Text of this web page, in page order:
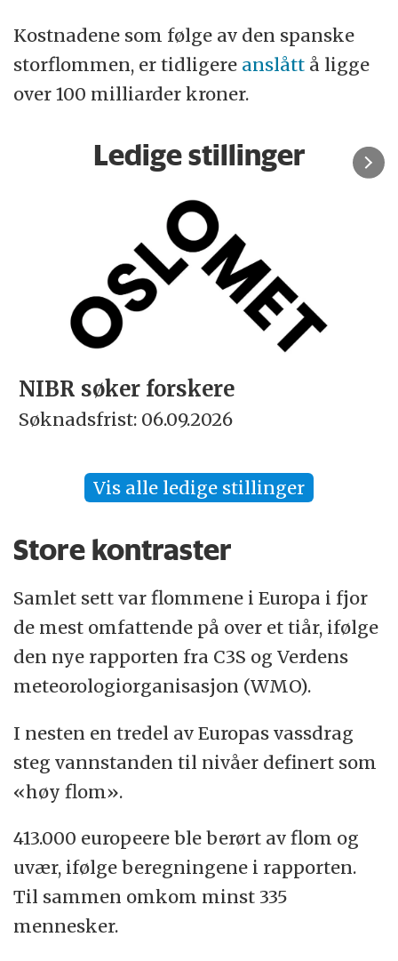
Kostnadene som følge av den spanske
storflommen, er tidligere anslått å ligge
over 100 milliarder kroner.
Ledige stillinger
NIBR søker forskere
Søknadsfrist: 06.09.2026
Vis alle ledige stillinger
Store kontraster
Samlet sett var flommene i Europa i fjor
de mest omfattende på over et tiår, ifølge
den nye rapporten fra C3S og Verdens
meteorologiorganisasjon (WMO).
I nesten en tredel av Europas vassdrag
steg vannstanden til nivåer definert som
«høy flom».
413.000 europeere ble berørt av flom og
uvær, ifølge beregningene i rapporten.
Til sammen omkom minst 335
mennesker.